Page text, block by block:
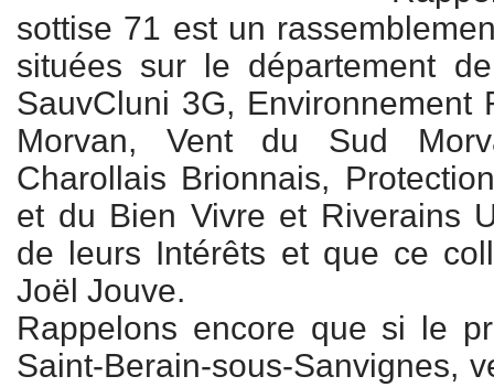
sottise 71 est un
situées sur le département
SauvCluni 3G, Environnement
Morvan, Vent du Sud
Charollais Brionnais,
et du Bien Vivre et Riverains
de leurs Intérêts et que ce
Joël Jouve.
Rappelons encore que si le
Saint-Berain-sous-Sanvignes,